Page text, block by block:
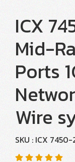
ICX
Mid-
Ports
Wire
SKU : ICX